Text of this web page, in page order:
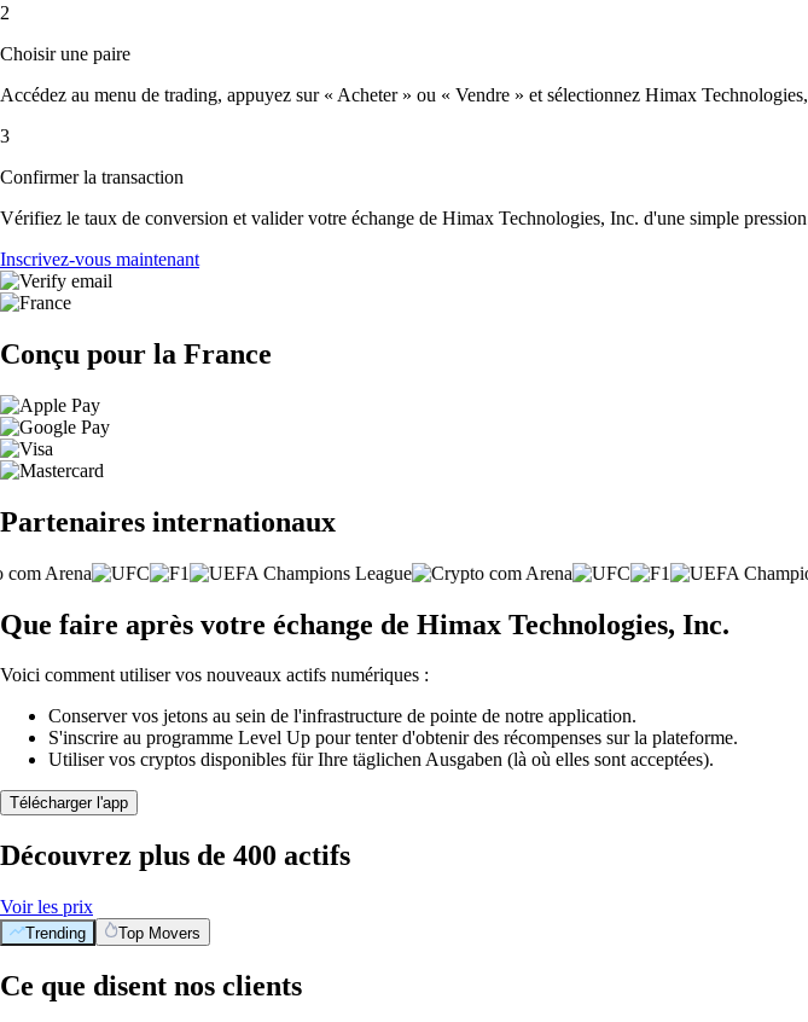
2
Choisir une paire
Accédez au menu de trading, appuyez sur « Acheter » ou « Vendre » et sélectionnez Himax
3
Confirmer la transaction
Vérifiez le taux de conversion et valider votre échange de Himax Technologies, Inc. d'une simple
Inscrivez-vous maintenant
Conçu pour la France
Partenaires internationaux
Que faire après votre échange de Himax Technologies, Inc.
Voici comment utiliser vos nouveaux actifs numériques :
Conserver vos jetons au sein de l'infrastructure de pointe de notre application.
S'inscrire au programme Level Up pour tenter d'obtenir des récompenses sur la plateforme.
Utiliser vos cryptos disponibles für Ihre täglichen Ausgaben (là où elles sont acceptées).
Télécharger l'app
Découvrez plus de 400 actifs
Voir les prix
Trending Top Movers
Ce que disent nos clients